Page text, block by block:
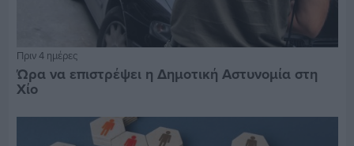
Πριν 4 ημέρες
Ώρα να επιστρέψει η Δημοτική Αστυνομία στη
Χίο